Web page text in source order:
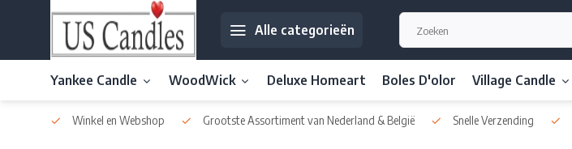
Alle categorieën
Yankee Candle WoodWick Deluxe Homeart Boles D'olor Village Candle
Winkel en Webshop Grootste Assortiment van Nederland & België Snelle Verzending